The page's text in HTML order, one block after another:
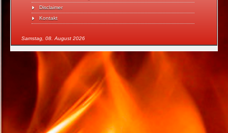
Disclaimer
Kontakt
Samstag, 08. August 2026